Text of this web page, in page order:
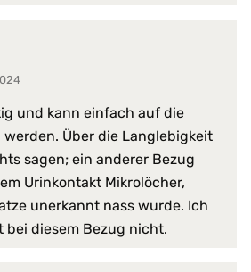
faltenfreier Sitz
feuchtigkeitsabweisend
flammwidrig
geräuscharm
hervorragende hygienische
hochgradig strapazierfähig
perfekte Passform
pflegeleicht
und kann einfach auf die
werden. Über die Langlebigkeit
sagen; ein anderer Bezug
Urinkontakt Mikrolöcher,
unerkannt nass wurde. Ich
bei diesem Bezug nicht.